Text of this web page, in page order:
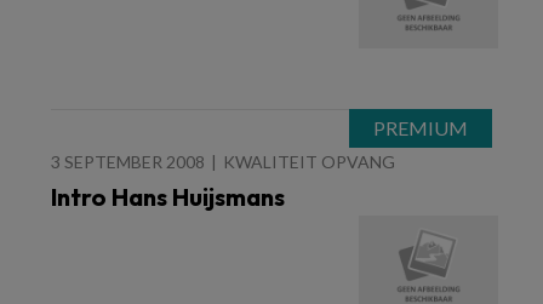
3 SEPTEMBER 2008 KWALITEIT OPVANG
Intro Hans Huijsmans